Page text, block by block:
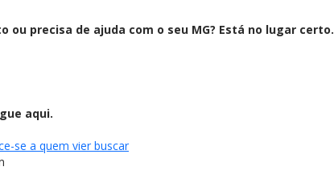
precisa de ajuda com o seu MG? Está no lugar certo.
aqui.
se a quem vier buscar